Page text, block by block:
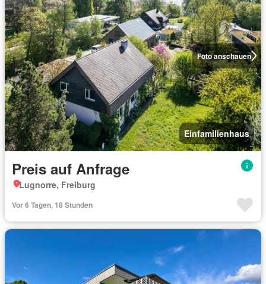
Foto anschauen
Einfamilienhaus
Preis auf Anfrage
Lugnorre, Freiburg
Vor 6 Tagen, 18 Stunden